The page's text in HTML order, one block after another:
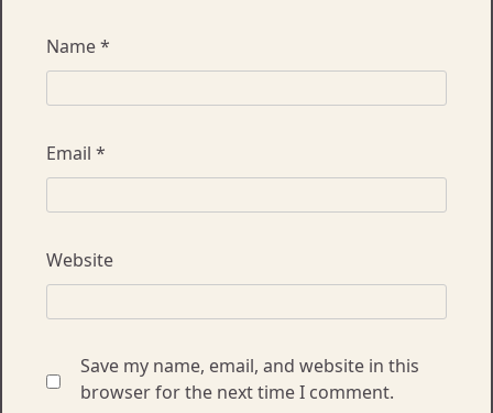
Name*
Email *
Website
Save my name, email, and website in this
browser for the next time I comment.